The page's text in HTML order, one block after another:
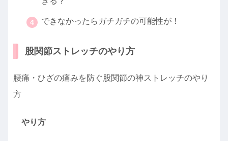
できなかったらガチガチの可能性が！
股関節ストレッチのやり方
腰痛・ひざの痛みを防ぐ股関節の神ストレッチのやり
方
やり方